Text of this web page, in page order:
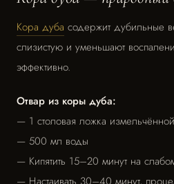
Кора дуба содержит дубильные
слизистую и уменьшают
эффективно.
Отвар из коры дуба:
— 1 столовая ложка
— 500 мл воды
— Кипятить 15–20 минут на